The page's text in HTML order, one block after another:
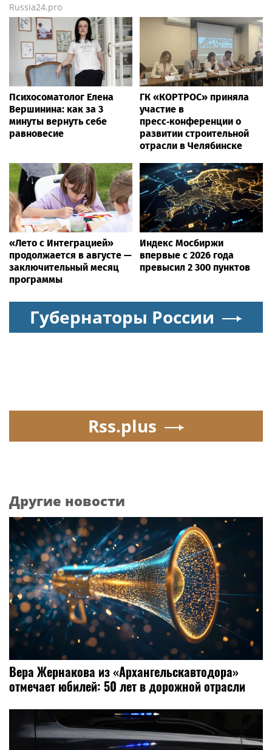
Russia24.pro
Психосоматолог Елена
Вершинина: как за 3
минуты вернуть себе
равновесие
ГК «КОРТРОС» приняла
участие в
пресс‑конференции о
развитии строительной
отрасли в Челябинске
«Лето с Интеграцией»
продолжается в августе —
заключительный месяц
программы
Индекс Мосбиржи
впервые с 2026 года
превысил 2 300 пунктов
Губернаторы России
Rss.plus
Другие новости
Вера Жернакова из «Архангельскавтодора»
отмечает юбилей: 50 лет в дорожной отрасли